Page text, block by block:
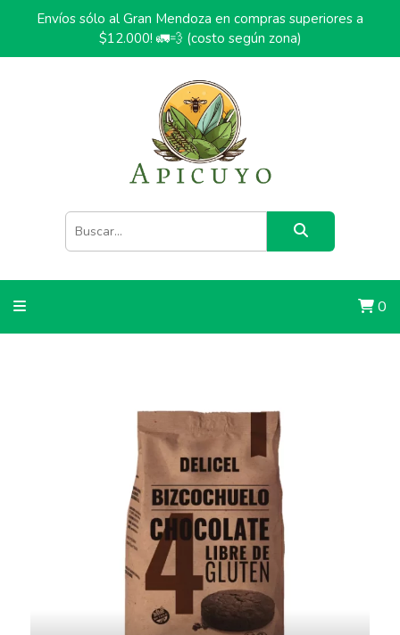
Envíos sólo al Gran Mendoza en compras superiores a
$12.000! 🚛💨 (costo según zona)
0